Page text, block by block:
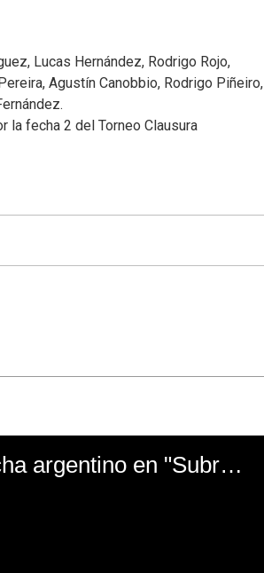
Lucas Hernández, Rodrigo Rojo,
Agustín Canobbio, Rodrigo Piñeiro,
la fecha 2 del Torneo Clausura
El mal momento de Yanina Gasañol con un hincha argentino en "Subrayado"